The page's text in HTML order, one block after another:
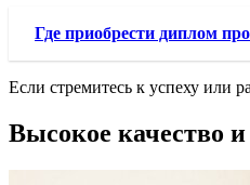
Где приобрести диплом
Если стремитесь к успеху или
Высокое качество